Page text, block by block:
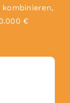
kombinieren,
€